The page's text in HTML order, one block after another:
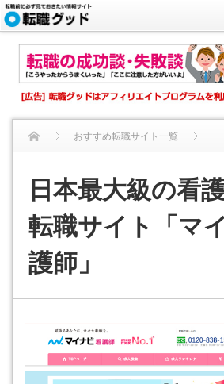
おすすめ転職サイト一覧
日本最大級の看
転職サイト「マ
護師」